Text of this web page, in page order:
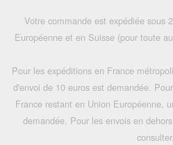
Votre commande est expédiée sous
Européenne et en Suisse (pour toute
Pour les expéditions en France
d'envoi de 10 euros est demandée.
France restant en Union Européenne,
demandée. Pour les envois en
consulter.